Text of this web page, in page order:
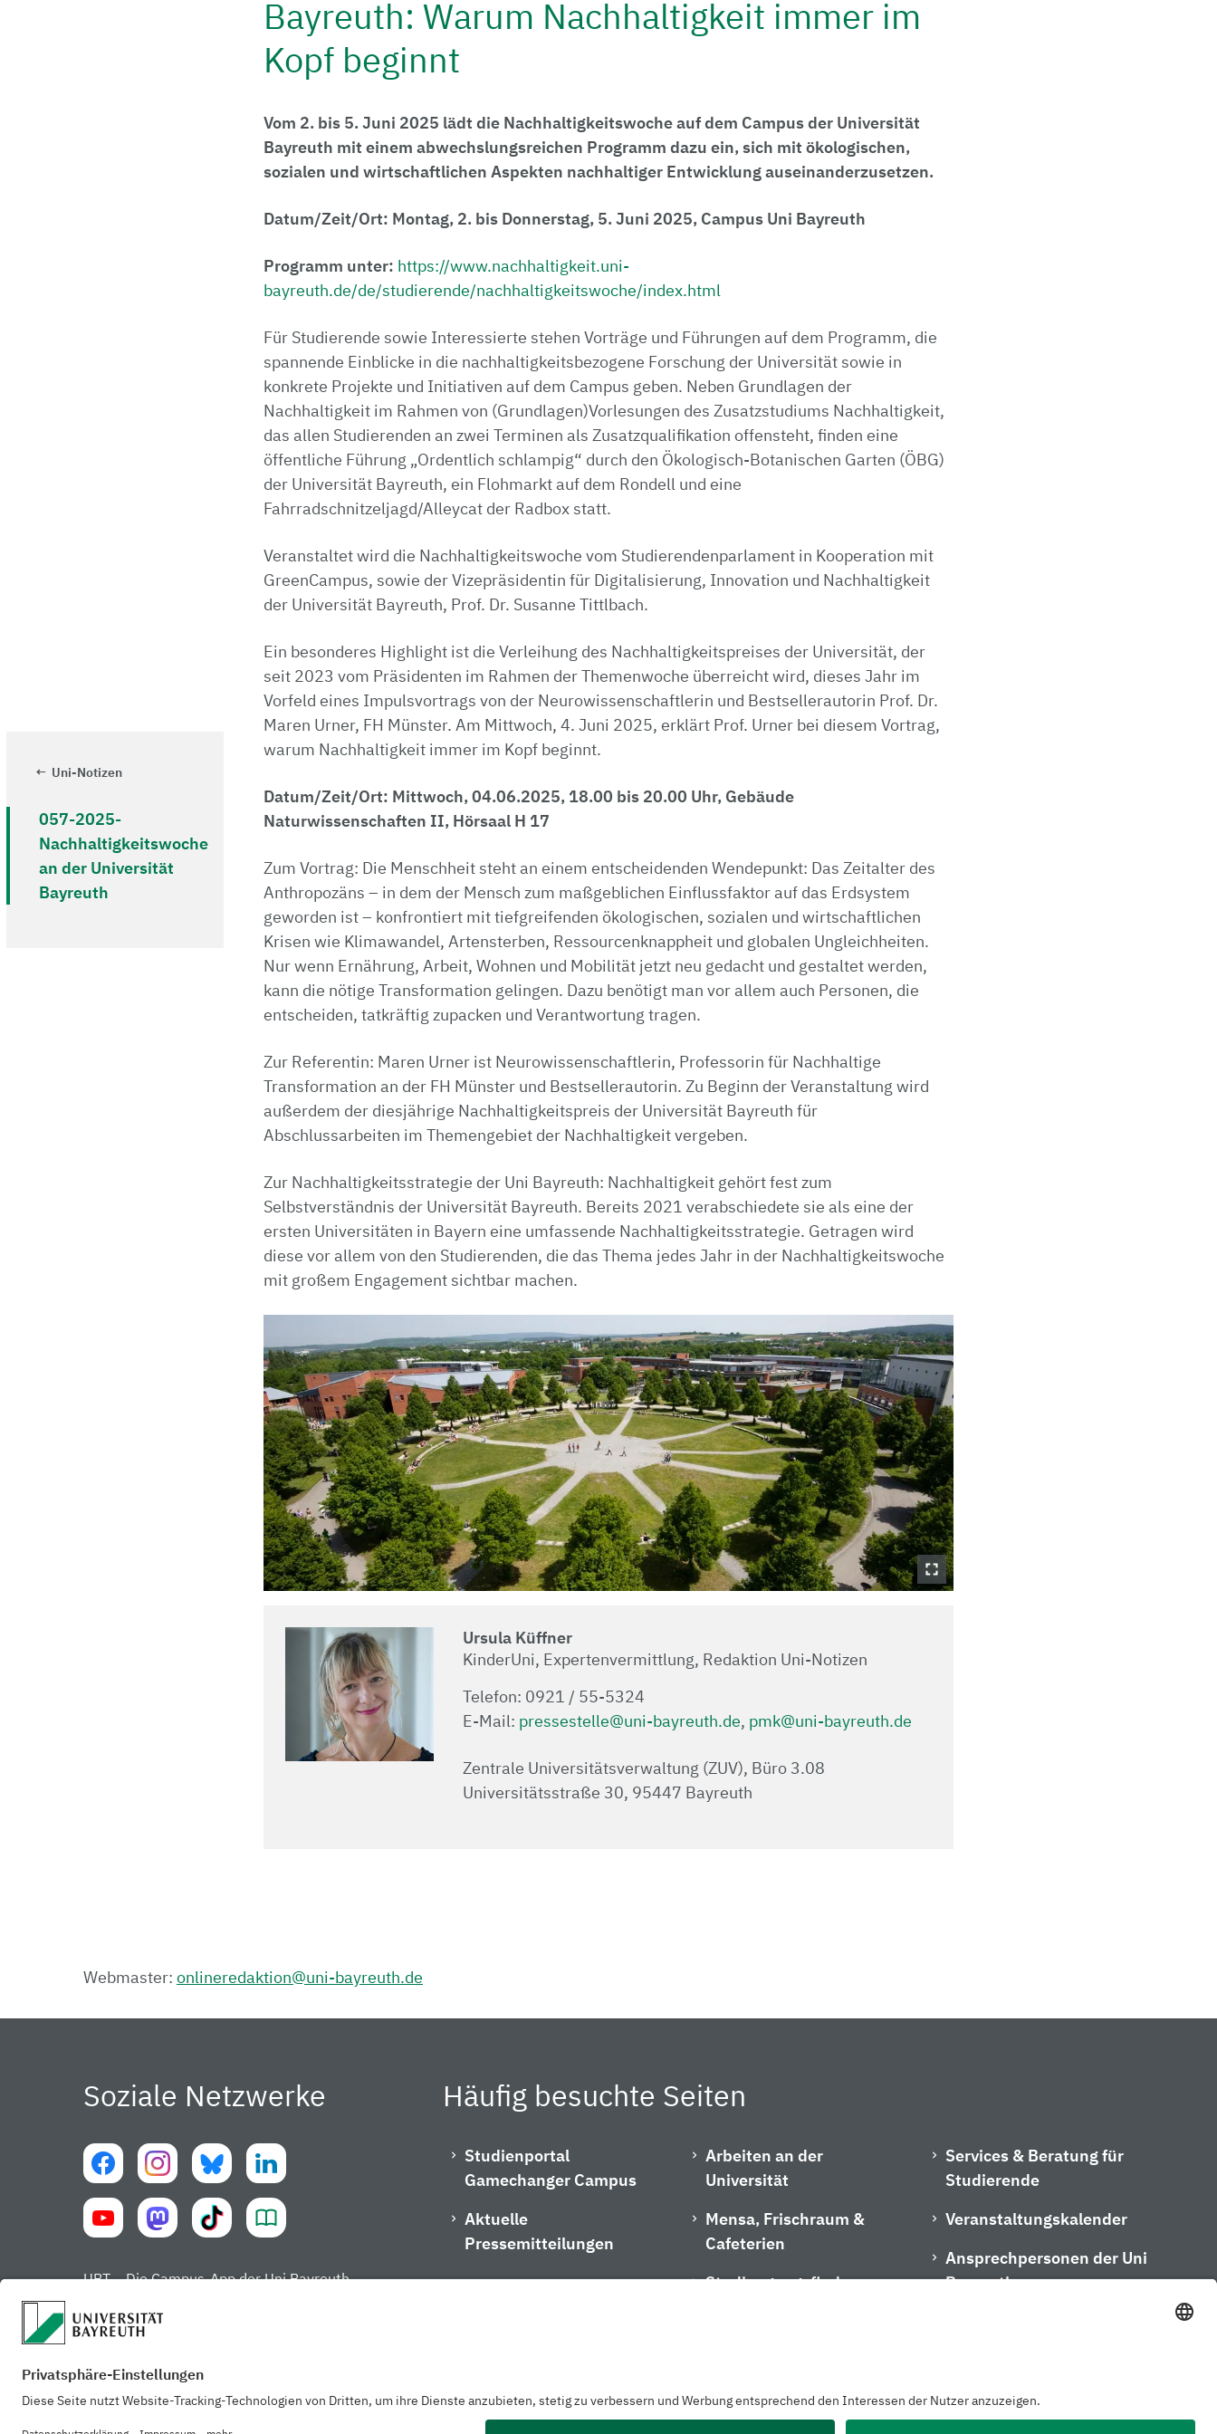
Uni-Notizen
057-2025-
Nachhaltigkeitswoche
an der Universität
Bayreuth
Bayreuth: Warum Nachhaltigkeit immer im
Kopf beginnt
Vom 2. bis 5. Juni 2025 lädt die Nachhaltigkeitswoche auf dem Campus der Universität
Bayreuth mit einem abwechslungsreichen Programm dazu ein, sich mit ökologischen,
sozialen und wirtschaftlichen Aspekten nachhaltiger Entwicklung auseinanderzusetzen.
Datum/Zeit/Ort: Montag, 2. bis Donnerstag, 5. Juni 2025, Campus Uni Bayreuth
Programm unter: https://www.nachhaltigkeit.uni-
bayreuth.de/de/studierende/nachhaltigkeitswoche/index.html
Für Studierende sowie Interessierte stehen Vorträge und Führungen auf dem Programm, die
spannende Einblicke in die nachhaltigkeitsbezogene Forschung der Universität sowie in
konkrete Projekte und Initiativen auf dem Campus geben. Neben Grundlagen der
Nachhaltigkeit im Rahmen von (Grundlagen)Vorlesungen des Zusatzstudiums Nachhaltigkeit,
das allen Studierenden an zwei Terminen als Zusatzqualifikation offensteht, finden eine
öffentliche Führung „Ordentlich schlampig“ durch den Ökologisch-Botanischen Garten (ÖBG)
der Universität Bayreuth, ein Flohmarkt auf dem Rondell und eine
Fahrradschnitzeljagd/Alleycat der Radbox statt.
Veranstaltet wird die Nachhaltigkeitswoche vom Studierendenparlament in Kooperation mit
GreenCampus, sowie der Vizepräsidentin für Digitalisierung, Innovation und Nachhaltigkeit
der Universität Bayreuth, Prof. Dr. Susanne Tittlbach.
Ein besonderes Highlight ist die Verleihung des Nachhaltigkeitspreises der Universität, der
seit 2023 vom Präsidenten im Rahmen der Themenwoche überreicht wird, dieses Jahr im
Vorfeld eines Impulsvortrags von der Neurowissenschaftlerin und Bestsellerautorin Prof. Dr.
Maren Urner, FH Münster. Am Mittwoch, 4. Juni 2025, erklärt Prof. Urner bei diesem Vortrag,
warum Nachhaltigkeit immer im Kopf beginnt.
Datum/Zeit/Ort: Mittwoch, 04.06.2025, 18.00 bis 20.00 Uhr, Gebäude
Naturwissenschaften II, Hörsaal H 17
Zum Vortrag: Die Menschheit steht an einem entscheidenden Wendepunkt: Das Zeitalter des
Anthropozäns – in dem der Mensch zum maßgeblichen Einflussfaktor auf das Erdsystem
geworden ist – konfrontiert mit tiefgreifenden ökologischen, sozialen und wirtschaftlichen
Krisen wie Klimawandel, Artensterben, Ressourcenknappheit und globalen Ungleichheiten.
Nur wenn Ernährung, Arbeit, Wohnen und Mobilität jetzt neu gedacht und gestaltet werden,
kann die nötige Transformation gelingen. Dazu benötigt man vor allem auch Personen, die
entscheiden, tatkräftig zupacken und Verantwortung tragen.
Zur Referentin: Maren Urner ist Neurowissenschaftlerin, Professorin für Nachhaltige
Transformation an der FH Münster und Bestsellerautorin. Zu Beginn der Veranstaltung wird
außerdem der diesjährige Nachhaltigkeitspreis der Universität Bayreuth für
Abschlussarbeiten im Themengebiet der Nachhaltigkeit vergeben.
Zur Nachhaltigkeitsstrategie der Uni Bayreuth: Nachhaltigkeit gehört fest zum
Selbstverständnis der Universität Bayreuth. Bereits 2021 verabschiedete sie als eine der
ersten Universitäten in Bayern eine umfassende Nachhaltigkeitsstrategie. Getragen wird
diese vor allem von den Studierenden, die das Thema jedes Jahr in der Nachhaltigkeitswoche
mit großem Engagement sichtbar machen.
Ursula Küffner
KinderUni, Expertenvermittlung, Redaktion Uni-Notizen
Telefon: 0921 / 55-5324
E-Mail: pressestelle@uni-bayreuth.de, pmk@uni-bayreuth.de
Zentrale Universitätsverwaltung (ZUV), Büro 3.08
Universitätsstraße 30, 95447 Bayreuth
Webmaster: onlineredaktion@uni-bayreuth.de
Soziale Netzwerke
UBT – Die Campus-App der Uni Bayreuth
Häufig besuchte Seiten
Studienportal
Gamechanger Campus
Aktuelle
Pressemitteilungen
Arbeiten an der
Universität
Mensa, Frischraum &
Cafeterien
Studiengangsfinder
Services & Beratung für
Studierende
Veranstaltungskalender
Ansprechpersonen der Uni
Bayreuth
Barrierefreiheitserklärung Kontakt